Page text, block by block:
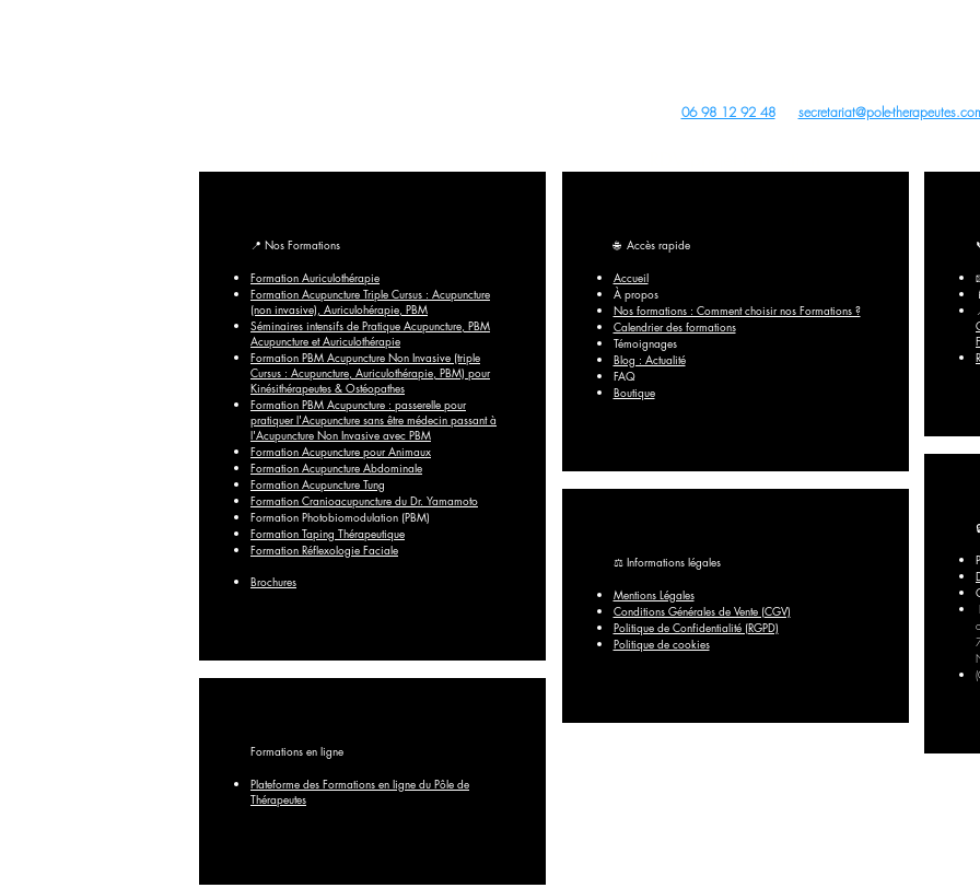
06 98 12 92 48ou secretariat@pole-
📍 Nos Formations
Formation Auriculothérapie
Formation Acupuncture Triple Cursus : Acupuncture
(non invasive), Auriculohérapie, PBM
Séminaires intensifs de Pratique Acupuncture, PBM
Acupuncture et Auriculothérapie
Formation PBM Acupuncture Non Invasive (triple
Cursus : Acupuncture, Auriculothérapie, PBM) pour
Kinésithérapeutes & Ostéopathes
Formation PBM Acupuncture : passerelle pour
pratiquer l'Acupuncture sans être médecin passant à
l'Acupuncture Non Invasive avec PBM
Formation Acupuncture pour Animaux
Formation Acupuncture Abdominale
Formation Acupuncture Tung
Formation Cranioacupuncture du Dr. Yamamoto
Formation Photobiomodulation (PBM)
Formation Taping Thérapeutique
Formation Réflexologie Faciale
Brochures
Formations en ligne
Plateforme des Formations en ligne du Pôle de
Thérapeutes
🌐 Accès rapide
Accueil
À propos
Nos formations : Comment choisir nos Formations ?
Calendrier des formations
Témoignages
Blog : Actualité
FAQ​
Boutique
⚖️ Informations légales
Mentions Légales
Conditions Générales de Vente (CGV)
Politique de Confidentialité (RGPD)
Politique de cookies